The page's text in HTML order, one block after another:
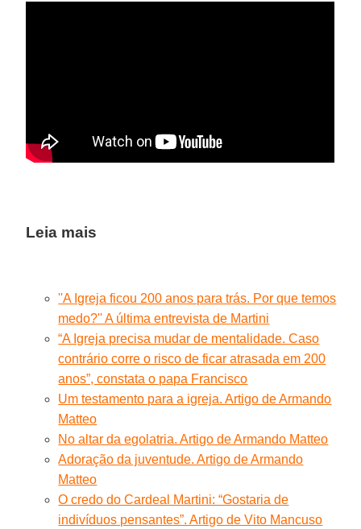
Leia mais
''A Igreja ficou 200 anos para trás. Por que temos
medo?'' A última entrevista de Martini
“A Igreja precisa mudar de mentalidade. Caso
contrário corre o risco de ficar atrasada em 200
anos”, constata o papa Francisco
Um testamento para a igreja. Artigo de Armando
Matteo
No altar da egolatria. Artigo de Armando Matteo
Adoração da juventude. Artigo de Armando
Matteo
O credo do Cardeal Martini: “Gostaria de
indivíduos pensantes”. Artigo de Vito Mancuso